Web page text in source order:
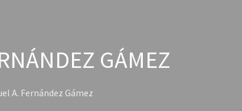
GÁMEZ
A. Fernández Gámez